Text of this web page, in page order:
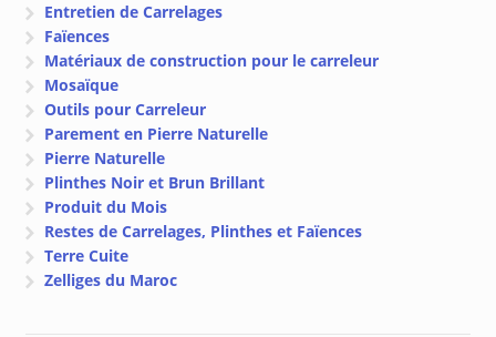
Entretien de Carrelages
Faïences
Matériaux de construction pour le carreleur
Mosaïque
Outils pour Carreleur
Parement en Pierre Naturelle
Pierre Naturelle
Plinthes Noir et Brun Brillant
Produit du Mois
Restes de Carrelages, Plinthes et Faïences
Terre Cuite
Zelliges du Maroc